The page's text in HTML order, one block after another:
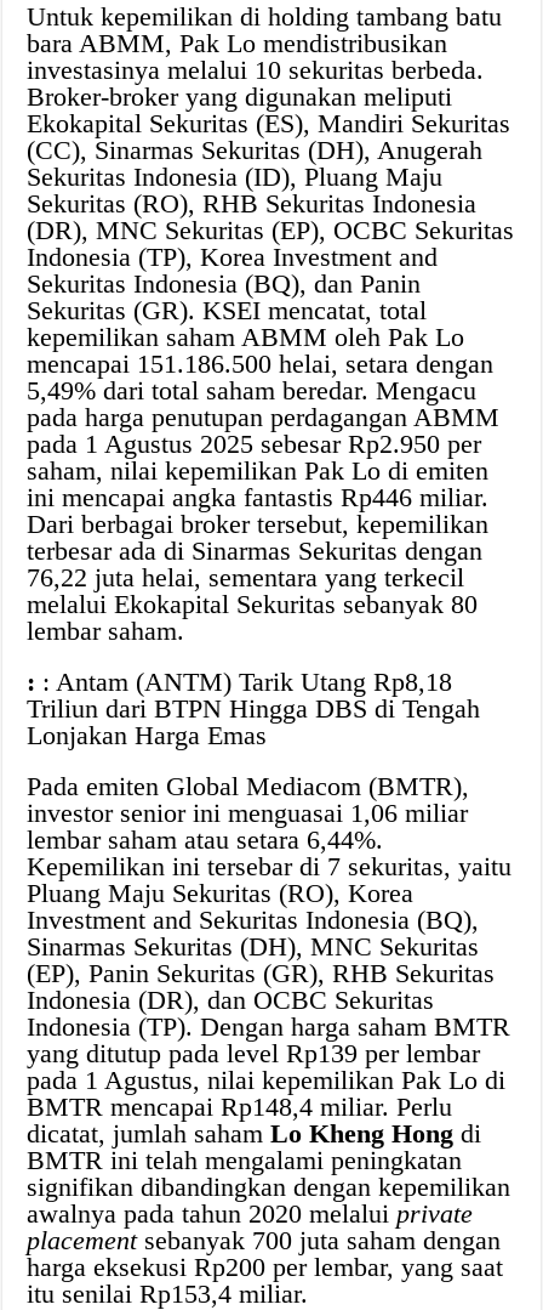
Untuk kepemilikan di holding tambang batu
bara ABMM, Pak Lo mendistribusikan
investasinya melalui 10 sekuritas berbeda.
Broker-broker yang digunakan meliputi
Ekokapital Sekuritas (ES), Mandiri Sekuritas
(CC), Sinarmas Sekuritas (DH), Anugerah
Sekuritas Indonesia (ID), Pluang Maju
Sekuritas (RO), RHB Sekuritas Indonesia
(DR), MNC Sekuritas (EP), OCBC Sekuritas
Indonesia (TP), Korea Investment and
Sekuritas Indonesia (BQ), dan Panin
Sekuritas (GR). KSEI mencatat, total
kepemilikan saham ABMM oleh Pak Lo
mencapai 151.186.500 helai, setara dengan
5,49% dari total saham beredar. Mengacu
pada harga penutupan perdagangan ABMM
pada 1 Agustus 2025 sebesar Rp2.950 per
saham, nilai kepemilikan Pak Lo di emiten
ini mencapai angka fantastis Rp446 miliar.
Dari berbagai broker tersebut, kepemilikan
terbesar ada di Sinarmas Sekuritas dengan
76,22 juta helai, sementara yang terkecil
melalui Ekokapital Sekuritas sebanyak 80
lembar saham.
: : Antam (ANTM) Tarik Utang Rp8,18
Triliun dari BTPN Hingga DBS di Tengah
Lonjakan Harga Emas
Pada emiten Global Mediacom (BMTR),
investor senior ini menguasai 1,06 miliar
lembar saham atau setara 6,44%.
Kepemilikan ini tersebar di 7 sekuritas, yaitu
Pluang Maju Sekuritas (RO), Korea
Investment and Sekuritas Indonesia (BQ),
Sinarmas Sekuritas (DH), MNC Sekuritas
(EP), Panin Sekuritas (GR), RHB Sekuritas
Indonesia (DR), dan OCBC Sekuritas
Indonesia (TP). Dengan harga saham BMTR
yang ditutup pada level Rp139 per lembar
pada 1 Agustus, nilai kepemilikan Pak Lo di
BMTR mencapai Rp148,4 miliar. Perlu
dicatat, jumlah sahamLo Kheng Hong di
BMTR ini telah mengalami peningkatan
signifikan dibandingkan dengan kepemilikan
awalnya pada tahun 2020 melalui private
placementsebanyak 700 juta saham dengan
harga eksekusi Rp200 per lembar, yang saat
itu senilai Rp153,4 miliar.